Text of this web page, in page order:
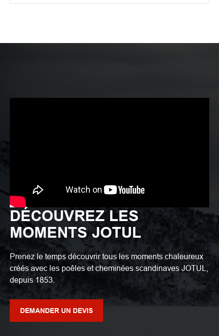
DÉCOUVREZ LES
MOMENTS JOTUL
Prenez le temps découvrir tous les moments chaleureux
créés avec les poêles et cheminées scandinaves JOTUL,
depuis 1853.
DEMANDER UN DEVIS